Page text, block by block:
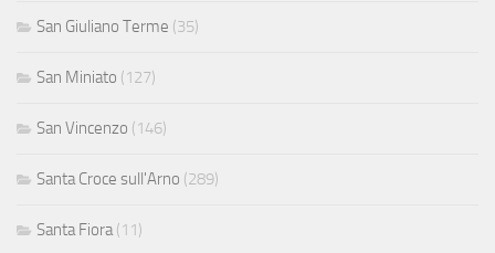
San Giuliano Terme (35)
San Miniato (127)
San Vincenzo (146)
Santa Croce sull'Arno (289)
Santa Fiora (11)